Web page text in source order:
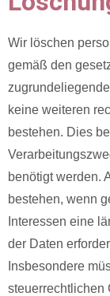
Wir löschen
gemäß den
keine weiteren
bestehen. Dies
benötigt werden.
bestehen, wenn
Interessen eine
der Daten
Insbesondere
steuerrechtlichen